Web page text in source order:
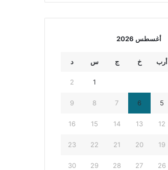
أغسطس 2026
أرب خ ج س د
1
2
5
6
7
8
9
12
13
14
15
16
19
20
21
22
23
26
27
28
29
30